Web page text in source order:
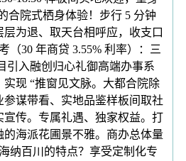
合院式栖身体验！步行 5 分钟
层为退、取天台相呼应，收支口
（30 年商贷 3.55% 利率）：三
引入融创归心礼御高端办事系
现 “推窗见文脉。大都合院除
参谋带看、实地品鉴样板间取社
宣传。专属礼遇、独家权益。打
海派花圃景不雅。商办总体量
纳百川的特点？享受定制化专